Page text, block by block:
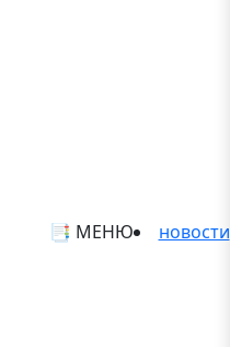
📑 МЕНЮ новости